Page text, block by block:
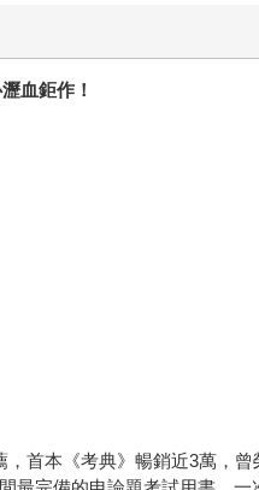
血鉅作！
首本《考典》暢銷近3萬，